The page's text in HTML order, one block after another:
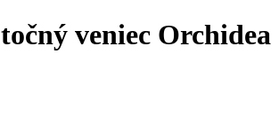
veniec Orchidea